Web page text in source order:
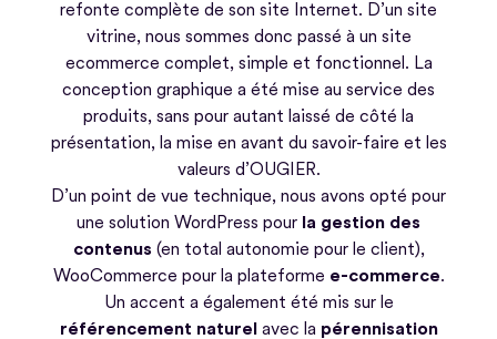
refonte complète de son site Internet. D’un site
vitrine, nous sommes donc passé à un site
ecommerce complet, simple et fonctionnel. La
conception graphique a été mise au service des
produits, sans pour autant laissé de côté la
présentation, la mise en avant du savoir-faire et les
valeurs d’OUGIER.
D’un point de vue technique, nous avons opté pour
une solution WordPress pour la gestion des
contenus (en total autonomie pour le client),
WooCommerce pour la plateforme e-commerce.
Un accent a également été mis sur le
référencement naturelavec la pérennisation